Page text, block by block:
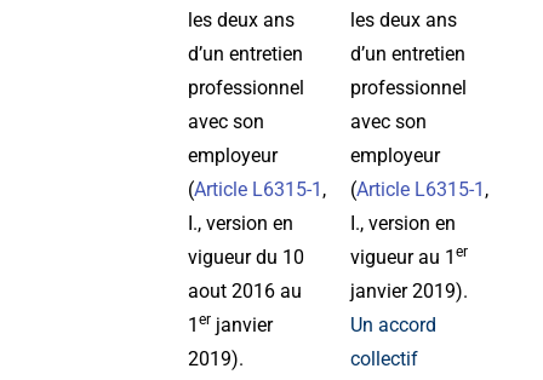
les deux ans
d’un entretien
professionnel
avec son
employeur
(Article L6315-1 ,
I., version en
vigueur du 10
aout 2016 au
1 er janvier
2019).
les deux ans
d’un entretien
professionnel
avec son
employeur
(Article L6315-1 ,
I., version en
vigueur au 1 er
janvier 2019).
Un accord
collectif